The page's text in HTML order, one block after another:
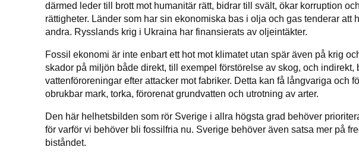
därmed leder till brott mot humanitär rätt, bidrar till svält, ökar korruption
rättigheter. Länder som har sin ekonomiska bas i olja och gas tenderar att
andra. Rysslands krig i Ukraina har finansierats av oljeintäkter.
Fossil ekonomi är inte enbart ett hot mot klimatet utan spär även på krig
skador på miljön både direkt, till exempel förstörelse av skog, och indirekt,
vattenföroreningar efter attacker mot fabriker. Detta kan få långvariga och
obrukbar mark, torka, förorenat grundvatten och utrotning av arter.
Den här helhetsbilden som rör Sverige i allra högsta grad behöver
för varför vi behöver bli fossilfria nu. Sverige behöver även satsa mer på
biståndet.